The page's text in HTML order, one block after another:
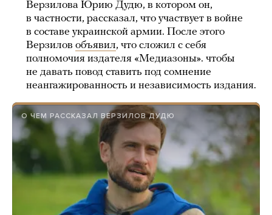
Верзилова Юрию Дудю, в котором он,
в частности, рассказал, что участвует в войне
в составе украинской армии. После этого
Верзилов объявил, что сложил с себя
полномочия издателя «Медиазоны». чтобы
не давать повод ставить под сомнение
неангажированность и независимость издания.
О ЧЕМ РАССКАЗАЛ ВЕРЗИЛОВ ДУДЮ